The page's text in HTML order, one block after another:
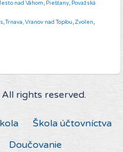
nad Váhom, Piešťany, Považská
,Trnava,Vranov nad Topľou,Zvolen,
rights reserved.
Škola účtovníctva
Doučovanie